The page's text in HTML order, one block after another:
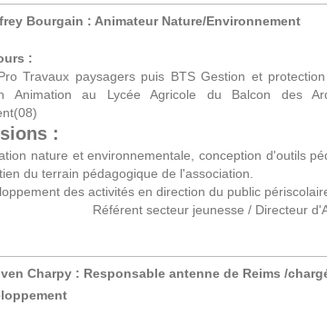
Bourgain : Animateur Nature/Environnement
:
Travaux paysagers puis BTS Gestion et
Animation au Lycée Agricole du Balcon des
:
nature et environnementale, conception d'outils
du terrain pédagogique de l'association.
des activités en direction du public
secteur jeunesse / Directeur
Charpy : Responsable antenne de Reims /